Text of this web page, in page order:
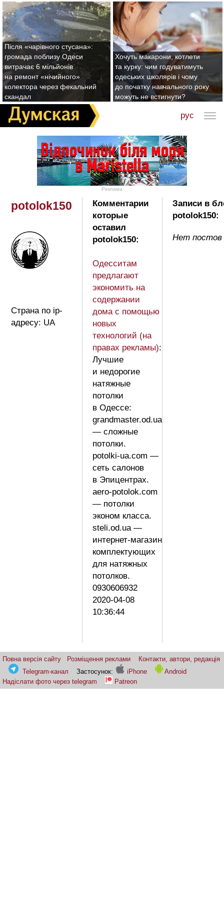
Після «чарівного стусана»:
громада поблизу Одеси
витрачає 6 мільйонів
на ремонт «нічийного»
колектора через фекальний
скандал
Хочуть макарони, котлети
та курку: чим годуватимуть
одеських школярів і чому
до початку навчального року
можуть не встигнути?
рус
Реклама
potolok150
Страна по ip-
адресу: UA
Комментарии
которые
оставил
potolok150:
Одесситам
предлагают
экономить на
содержании
дома с помощью
новых
технологий (на
правах рекламы):
Лучшие
и недорогие
натяжные
потолки
в Одессе:
grandmaster.od.ua
— сложные
потолки.
potolki-ua.com —
сеть салонов
в Эпицентрах.
aero-potolok.com
— потолки
эконом класса.
steli.od.ua —
интернет-магазин
комплектующих
для натяжных
потолков.
0930606932
2020-04-08
10:36:44
Записи в
potolok150:
Нет постов
Повна версія сайту Розміщення реклами
Контакти, автори, редакція
Telegram-канал
Застосунок: iPhone
Android
Надіслати фото через telegram
Patreon